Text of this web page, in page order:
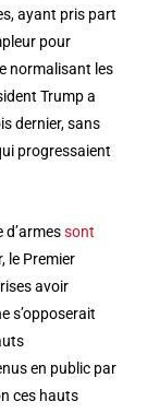
ayant pris part
pour
normalisant les
Trump a
dernier, sans
progressaient
sont
le Premier
avoir
s’opposerait
en public par
ces hauts